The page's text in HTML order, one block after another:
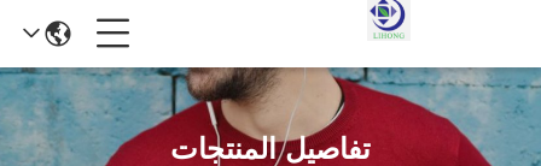
تفاصيل المنتجات